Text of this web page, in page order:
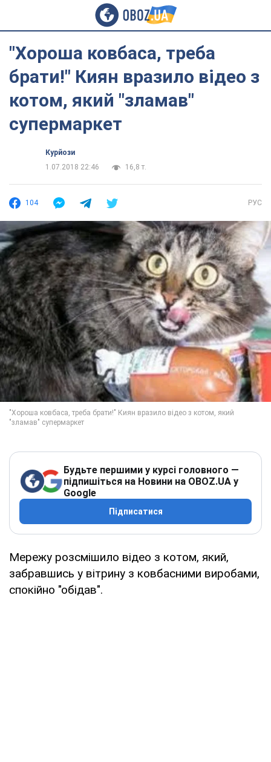
"Хороша ковбаса, треба
брати!" Киян вразило відео з
котом, який "зламав"
супермаркет
Курйози
1.07.2018 22:46
16,8 т.
104 РУС
Будьте першими у курсі головного —
підпишіться на Новини на OBOZ.UA у
Google
Підписатися
Мережу розсмішило відео з котом, який,
забравшись у вітрину з ковбасними виробами,
спокійно "обідав".